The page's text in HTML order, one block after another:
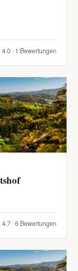
4.0 · 1 Bewertungen
4.7 · 6 Bewertungen